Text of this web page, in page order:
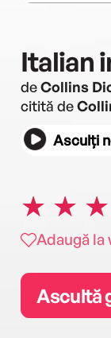
Italian
deCollins
citită de
Asculți
Adaugă
Ascultă